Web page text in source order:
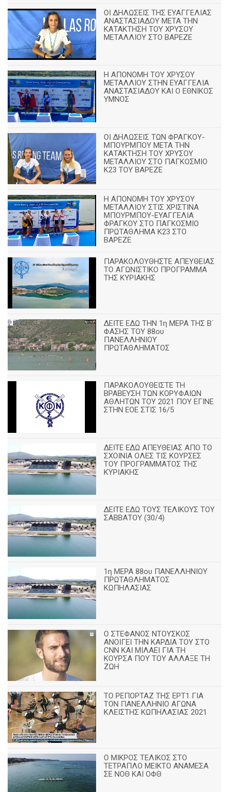
ΟΙ ΔΗΛΩΣΕΙΣ ΤΗΣ ΕΥΑΓΓΕΛΙΑΣ
ΑΝΑΣΤΑΣΙΑΔΟΥ ΜΕΤΑ ΤΗΝ
ΚΑΤΑΚΤΗΣΗ ΤΟΥ ΧΡΥΣΟΥ
ΜΕΤΑΛΛΙΟΥ ΣΤΟ ΒΑΡΕΖΕ
Η ΑΠΟΝΟΜΗ ΤΟΥ ΧΡΥΣΟΥ
ΜΕΤΑΛΛΙΟΥ ΣΤΗΝ ΕΥΑΓΓΕΛΙΑ
ΑΝΑΣΤΑΣΙΑΔΟΥ ΚΑΙ Ο ΕΘΝΙΚΟΣ
ΥΜΝΟΣ
ΟΙ ΔΗΛΩΣΕΙΣ ΤΩΝ ΦΡΑΓΚΟΥ-
ΜΠΟΥΡΜΠΟΥ ΜΕΤΑ ΤΗΝ
ΚΑΤΑΚΤΗΣΗ ΤΟΥ ΧΡΥΣΟΥ
ΜΕΤΑΛΛΙΟΥ ΣΤΟ ΠΑΓΚΟΣΜΙΟ
Κ23 ΤΟΥ ΒΑΡΕΖΕ
Η ΑΠΟΝΟΜΗ ΤΟΥ ΧΡΥΣΟΥ
ΜΕΤΑΛΛΙΟΥ ΣΤΙΣ ΧΡΙΣΤΙΝΑ
ΜΠΟΥΡΜΠΟΥ-ΕΥΑΓΓΕΛΙΑ
ΦΡΑΓΚΟΥ ΣΤΟ ΠΑΓΚΟΣΜΙΟ
ΠΡΩΤΑΘΛΗΜΑ Κ23 ΣΤΟ
ΒΑΡΕΖΕ
ΠΑΡΑΚΟΛΟΥΘΗΣΤΕ ΑΠΕΥΘΕΙΑΣ
ΤΟ ΑΓΩΝΙΣΤΙΚΟ ΠΡΟΓΡΑΜΜΑ
ΤΗΣ ΚΥΡΙΑΚΗΣ
ΔΕΙΤΕ ΕΔΩ ΤΗΝ 1η ΜΕΡΑ ΤΗΣ Β΄
ΦΑΣΗΣ ΤΟΥ 88ου
ΠΑΝΕΛΛΗΝΙΟΥ
ΠΡΩΤΑΘΛΗΜΑΤΟΣ
ΠΑΡΑΚΟΛΟΥΘΕΙΣΤΕ ΤΗ
ΒΡΑΒΕΥΣΗ ΤΩΝ ΚΟΡΥΦΑΙΩΝ
ΑΘΛΗΤΩΝ ΤΟΥ 2021 ΠΟΥ ΕΓΙΝΕ
ΣΤΗΝ ΕΟΕ ΣΤΙΣ 16/5
ΔΕΙΤΕ ΕΔΩ ΑΠΕΥΘΕΙΑΣ ΑΠΟ ΤΟ
ΣΧΟΙΝΙΑ ΟΛΕΣ ΤΙΣ ΚΟΥΡΣΕΣ
ΤΟΥ ΠΡΟΓΡΑΜΜΑΤΟΣ ΤΗΣ
ΚΥΡΙΑΚΗΣ
ΔΕΙΤΕ ΕΔΩ ΤΟΥΣ ΤΕΛΙΚΟΥΣ ΤΟΥ
ΣΑΒΒΑΤΟΥ (30/4)
1η ΜΕΡΑ 88ου ΠΑΝΕΛΛΗΝΙΟΥ
ΠΡΩΤΑΘΛΗΜΑΤΟΣ
ΚΩΠΗΛΑΣΙΑΣ
Ο ΣΤΕΦΑΝΟΣ ΝΤΟΥΣΚΟΣ
ΑΝΟΙΓΕΙ ΤΗΝ ΚΑΡΔΙΑ ΤΟΥ ΣΤΟ
CNN ΚΑΙ ΜΙΛΑΕΙ ΓΙΑ ΤΗ
ΚΟΥΡΣΑ ΠΟΥ ΤΟΥ ΑΛΛΑΞΕ ΤΗ
ΖΩΗ
ΤΟ ΡΕΠΟΡΤΑΖ ΤΗΣ ΕΡΤ1 ΓΙΑ
ΤΟΝ ΠΑΝΕΛΛΗΝΙΟ ΑΓΩΝΑ
ΚΛΕΙΣΤΗΣ ΚΩΠΗΛΑΣΙΑΣ 2021
Ο ΜΙΚΡΟΣ ΤΕΛΙΚΟΣ ΣΤΟ
ΤΕΤΡΑΠΛΟ ΜΕΙΚΤΟ ΑΝΑΜΕΣΑ
ΣΕ ΝΟΘ ΚΑΙ ΟΦΘ